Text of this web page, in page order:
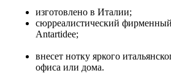
изготовлено в Италии;
сюрреалистический
Antartidee;
внесет нотку яркого
офиса или дома.